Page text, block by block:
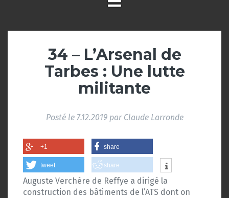
34 – L’Arsenal de
Tarbes : Une lutte
militante
Posté le 7.12.2019par Claude Larronde
+1 share
tweet share
Auguste Verchère de Reffye a dirigé la
construction des bâtiments de l’ATS dont on